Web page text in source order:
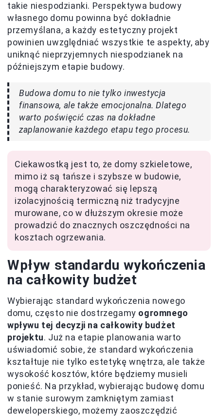
takie niespodzianki. Perspektywa budowy
własnego domu powinna być dokładnie
przemyślana, a każdy estetyczny projekt
powinien uwzględniać wszystkie te aspekty, aby
uniknąć nieprzyjemnych niespodzianek na
późniejszym etapie budowy.
Budowa domu to nie tylko inwestycja
finansowa, ale także emocjonalna. Dlatego
warto poświęcić czas na dokładne
zaplanowanie każdego etapu tego procesu.
Ciekawostką jest to, że domy szkieletowe,
mimo iż są tańsze i szybsze w budowie,
mogą charakteryzować się lepszą
izolacyjnością termiczną niż tradycyjne
murowane, co w dłuższym okresie może
prowadzić do znacznych oszczędności na
kosztach ogrzewania.
Wpływ standardu wykończenia
na całkowity budżet
Wybierając standard wykończenia nowego
domu, często nie dostrzegamy ogromnego
wpływu tej decyzji na całkowity budżet
projektu. Już na etapie planowania warto
uświadomić sobie, że standard wykończenia
kształtuje nie tylko estetykę wnętrza, ale także
wysokość kosztów, które będziemy musieli
ponieść. Na przykład, wybierając budowę domu
w stanie surowym zamkniętym zamiast
deweloperskiego, możemy zaoszczędzić